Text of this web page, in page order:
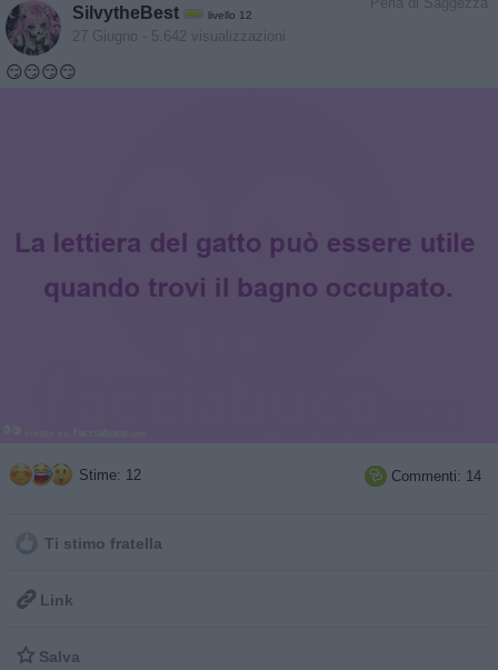
SilvytheBest livello 12
27 Giugno - 5.642 visualizzazioni
😏😏😏😏
Stime: 12  Commenti: 14
Ti stimo fratella
 Link
 Salva